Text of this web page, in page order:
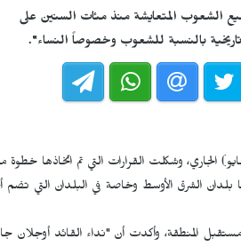
الشعوب المتعايشة منذ مئات السنين على
بالنسبة للشعوب وخصوصاً النساء".
عشر في الفترة (5-7 أيار/مايو) الجاري، وشكلت القرارات التي تم اتخاذها
بلدان الشرق الأوسط وخاصة في البلدان التي تضم
مستقبل المنطقة، وأكدت أن "نداء القائد أوجلان